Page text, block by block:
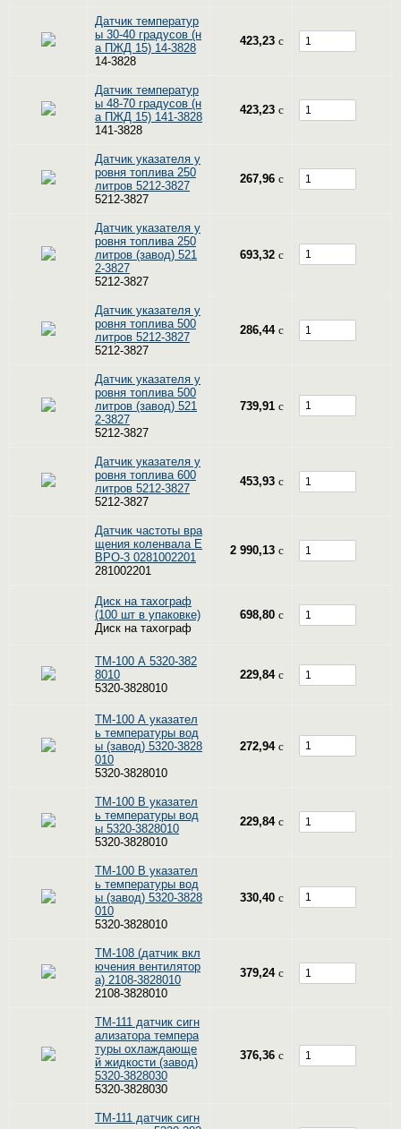
Датчик температур
ы 30-40 градусов (н
а ПЖД 15) 14-3828
14-3828
423,23 c
Датчик температур
ы 48-70 градусов (н
а ПЖД 15) 141-3828
141-3828
423,23 c
Датчик указателя у
ровня топлива 250
литров 5212-3827
5212-3827
267,96 c
Датчик указателя у
ровня топлива 250
литров (завод) 521
2-3827
5212-3827
693,32 c
Датчик указателя у
ровня топлива 500
литров 5212-3827
5212-3827
286,44 c
Датчик указателя у
ровня топлива 500
литров (завод) 521
2-3827
5212-3827
739,91 c
Датчик указателя у
ровня топлива 600
литров 5212-3827
5212-3827
453,93 c
Датчик частоты вра
щения коленвала Е
ВРО-3 0281002201
281002201
2 990,13 c
Диск на тахограф
(100 шт в упаковке)
Диск на тахограф
698,80 c
ТМ-100 А 5320-382
8010
5320-3828010
229,84 c
ТМ-100 А указател
ь температуры вод
ы (завод) 5320-3828
010
5320-3828010
272,94 c
ТМ-100 В указател
ь температуры вод
ы 5320-3828010
5320-3828010
229,84 c
ТМ-100 В указател
ь температуры вод
ы (завод) 5320-3828
010
5320-3828010
330,40 c
ТМ-108 (датчик вкл
ючения вентилятор
а) 2108-3828010
2108-3828010
379,24 c
ТМ-111 датчик сигн
ализатора темпера
туры охлаждающе
й жидкости (завод)
5320-3828030
5320-3828030
376,36 c
ТМ-111 датчик сигн